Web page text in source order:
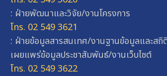
: ฝ่ายพัฒนาและวิจัย/งานโครงการ
โทร. 02 549 3621
: ฝ่ายข้อมูลสารสนเทศ/งานฐานข้อมูลและสถิ
เผยแพร่ข้อมูลประชาสัมพันธ์/งานเว็บไซต์
โทร. 02 549 3622